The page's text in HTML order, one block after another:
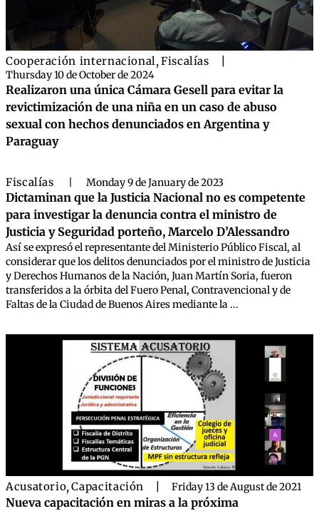
Cooperación internacional,Fiscalías
Thursday 10 de October de 2024
Realizaron una única Cámara Gesell para evitar la
revictimización de una niña en un caso de abuso
sexual con hechos denunciados en Argentina y
Paraguay
Fiscalías Monday 9 de January de 2023
Dictaminan que la Justicia Nacional no es competente
para investigar la denuncia contra el ministro de
Justicia y Seguridad porteño, Marcelo D’Alessandro
Así se expresó el representante del Ministerio Público Fiscal, al
considerar que los delitos denunciados por el ministro de Justicia
y Derechos Humanos de la Nación, Juan Martín Soria, fueron
transferidos a la órbita del Fuero Penal, Contravencional y de
Faltas de la Ciudad de Buenos Aires mediante la ...
Acusatorio,Capacitación Friday 13 de August de 2021
Nueva capacitación en miras a la próxima